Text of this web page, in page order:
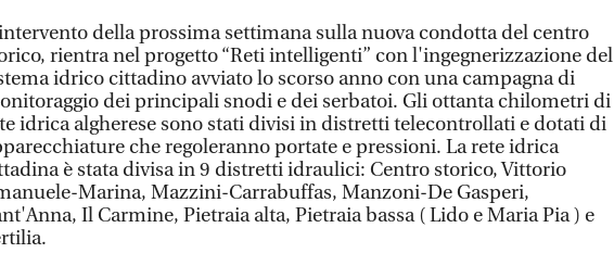
della prossima settimana sulla nuova condotta del centro
rientra nel progetto “Reti intelligenti” con l'ingegnerizzazione del
idrico cittadino avviato lo scorso anno con una campagna di
dei principali snodi e dei serbatoi. Gli ottanta chilometri di
idrica algherese sono stati divisi in distretti telecontrollati e dotati di
che regoleranno portate e pressioni. La rete idrica
è stata divisa in 9 distretti idraulici: Centro storico, Vittorio
Marina, Mazzini-Carrabuffas, Manzoni-De Gasperi,
Il Carmine, Pietraia alta, Pietraia bassa ( Lido e Maria Pia ) e